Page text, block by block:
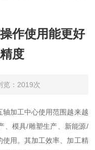
作使用能更好
度
览：2019次
加工中心使用范围越来越
、模具/雕塑生产、新能源/
使用。其加工效率、加工精